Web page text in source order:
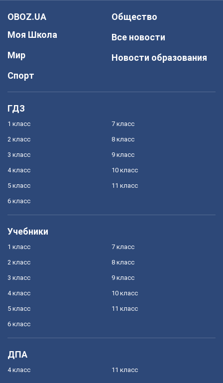
OBOZ.UA
Моя Школа
Мир
Спорт
Общество
Все новости
Новости образования
ГДЗ
1 класс
2 класс
3 класс
4 класс
5 класс
6 класс
7 класс
8 класс
9 класс
10 класс
11 класс
Учебники
1 класс
2 класс
3 класс
4 класс
5 класс
6 класс
7 класс
8 класс
9 класс
10 класс
11 класс
ДПА
4 класс 11 класс